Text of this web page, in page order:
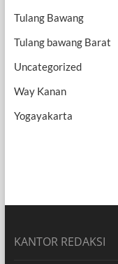
Tulang Bawang
Tulang bawang Barat
Uncategorized
Way Kanan
Yogayakarta
KANTOR REDAKSI